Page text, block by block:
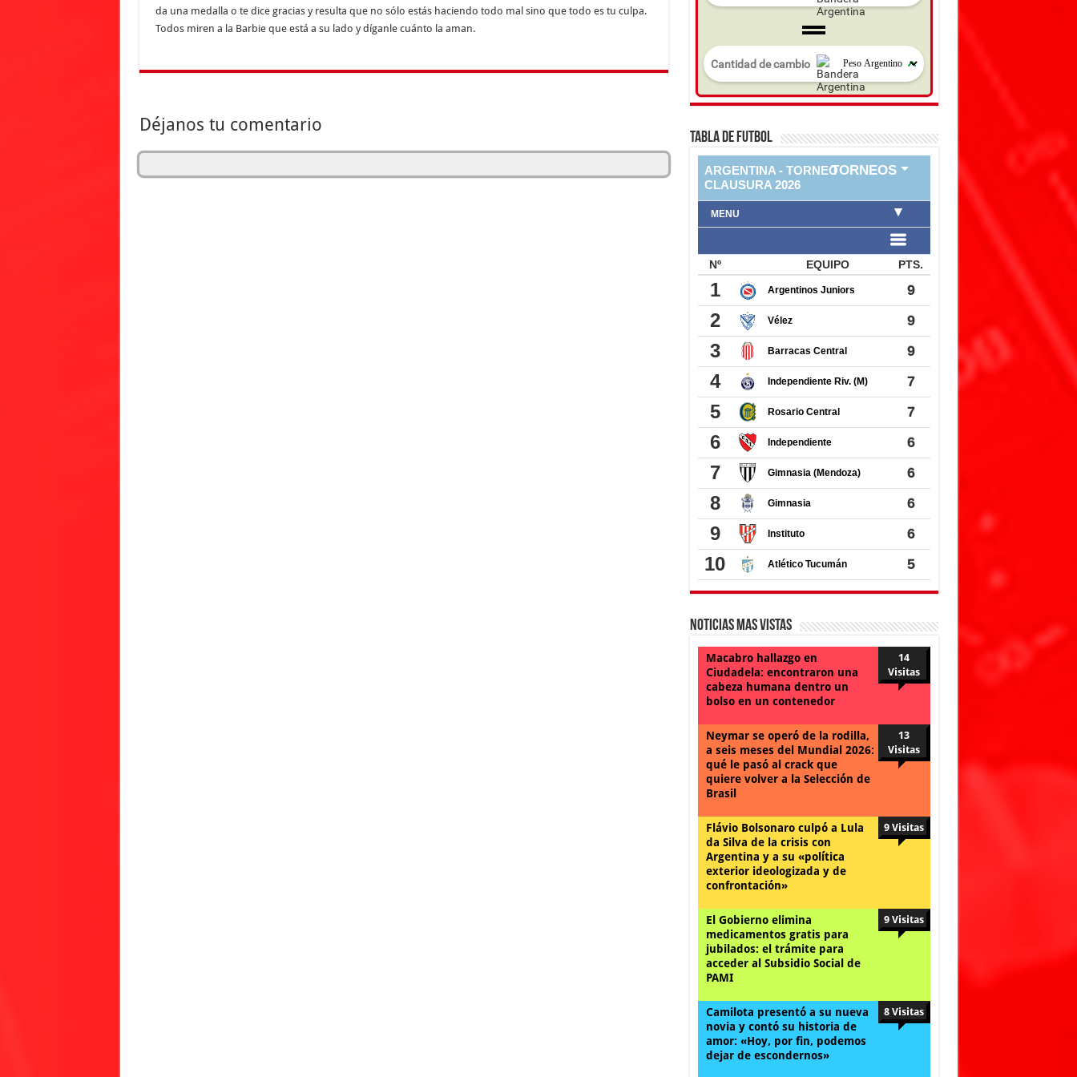
da una medalla o te dice gracias y resulta que no sólo estás haciendo todo mal sino que todo es tu culpa.
Todos miren a la Barbie que está a su lado y díganle cuánto la aman.
Déjanos tu comentario
TABLA DE FUTBOL
Noticias Mas Vistas
Macabro hallazgo en
Ciudadela: encontraron una
cabeza humana dentro un
bolso en un contenedor
14
Visitas
Neymar se operó de la rodilla,
a seis meses del Mundial 2026:
qué le pasó al crack que
quiere volver a la Selección de
Brasil
13
Visitas
Flávio Bolsonaro culpó a Lula
da Silva de la crisis con
Argentina y a su «política
exterior ideologizada y de
confrontación»
9 Visitas
El Gobierno elimina
medicamentos gratis para
jubilados: el trámite para
acceder al Subsidio Social de
PAMI
9 Visitas
Camilota presentó a su nueva
novia y contó su historia de
amor: «Hoy, por fin, podemos
dejar de escondernos»
8 Visitas